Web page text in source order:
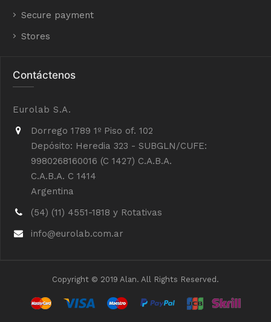
Secure payment
Stores
Contáctenos
Eurolab S.A.
Dorrego 1789 1º Piso of. 102
Depósito: Heredia 323 - SUBGLN/CUFE:
9980268160016 (C 1427) C.A.B.A.
C.A.B.A. C 1414
Argentina
(54) (11) 4551-1818 y Rotativas
info@eurolab.com.ar
Copyright © 2019 Alan. All Rights Reserved.